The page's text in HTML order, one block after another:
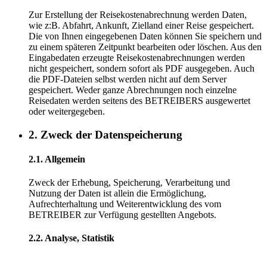
Zur Erstellung der Reisekostenabrechnung werden Daten,
wie z:B. Abfahrt, Ankunft, Zielland einer Reise gespeichert.
Die von Ihnen eingegebenen Daten können Sie speichern und
zu einem späteren Zeitpunkt bearbeiten oder löschen. Aus den
Eingabedaten erzeugte Reisekostenabrechnungen werden
nicht gespeichert, sondern sofort als PDF ausgegeben. Auch
die PDF-Dateien selbst werden nicht auf dem Server
gespeichert. Weder ganze Abrechnungen noch einzelne
Reisedaten werden seitens des BETREIBERS ausgewertet
oder weitergegeben.
2. Zweck der Datenspeicherung
2.1. Allgemein
Zweck der Erhebung, Speicherung, Verarbeitung und
Nutzung der Daten ist allein die Ermöglichung,
Aufrechterhaltung und Weiterentwicklung des vom
BETREIBER zur Verfügung gestellten Angebots.
2.2. Analyse, Statistik